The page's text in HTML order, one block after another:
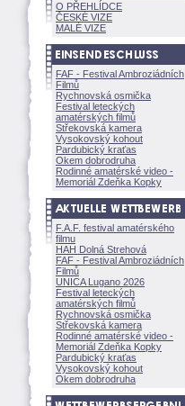
O PŘEHLÍDCE
ČESKÉ VIZE
MALÉ VIZE
FAF - Festival Ambroziádních
Filmů
Rychnovská osmička
Festival leteckých
amatérských filmů
Střekovská kamera
Vysokovský kohout
Pardubický kraťas
Okem dobrodruha
Rodinné amatérské video -
Memoriál Zdeňka Kopky
F.A.F. festival amatérského
filmu
HAH Dolná Strehov
FAF - Festival Ambroziádních
Filmů
UNICA Lugano 2026
Festival leteckých
amatérských filmů
Rychnovská osmička
Střekovská kamera
Rodinné amatérské video -
Memoriál Zdeňka Kopky
Pardubický kraťas
Vysokovský kohout
Okem dobrodruha